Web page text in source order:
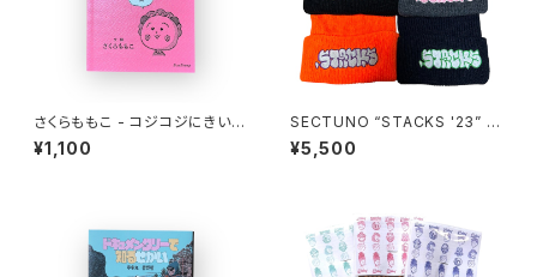
さくらももこ - コジコジにきいて
みた。モヤモヤ問答集
¥1,100
SECTUNO “STACKS '23” B
EANIE
¥5,500